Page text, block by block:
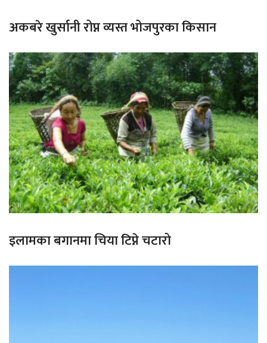
अकबरे खुर्सानी रोप्न व्यस्त भोजपुरका किसान
इलामका बगानमा चिया टिप्ने चटारो